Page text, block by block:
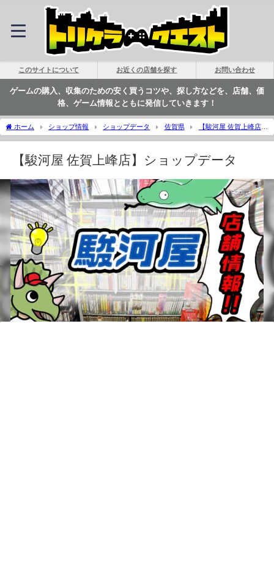
このサイトについて お近くの店舗を探す お問い合わせ
ゲームの購入、収集のための安く買うコツや、探し方などを、店舗、価
格、ゲーム情報とともに発信していきます！
ホーム ショップ情報 ショップデータ 佐賀県
【駿河屋 佐賀上峰店】
ショップデータ | トリケラクエスト
【駿河屋 佐賀上峰店】ショップデータ